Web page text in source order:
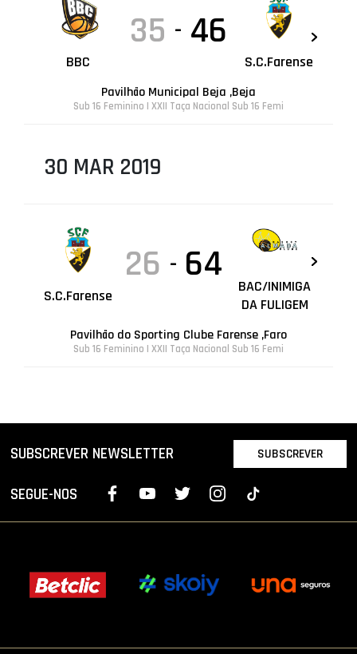
BBC
35 - 46
S.C.Farense
Pavilhão Municipal Beja ,Beja
Sub 16 Feminino | XXII Taça Nacional Sub 16 Femi
30 MAR 2019
S.C.Farense
26 - 64
BAC/INIMIGA
DA FULIGEM
Pavilhão do Sporting Clube Farense ,Faro
Sub 16 Feminino | XXII Taça Nacional Sub 16 Femi
SUBSCREVER NEWSLETTER SUBSCREVER
SEGUE-NOS